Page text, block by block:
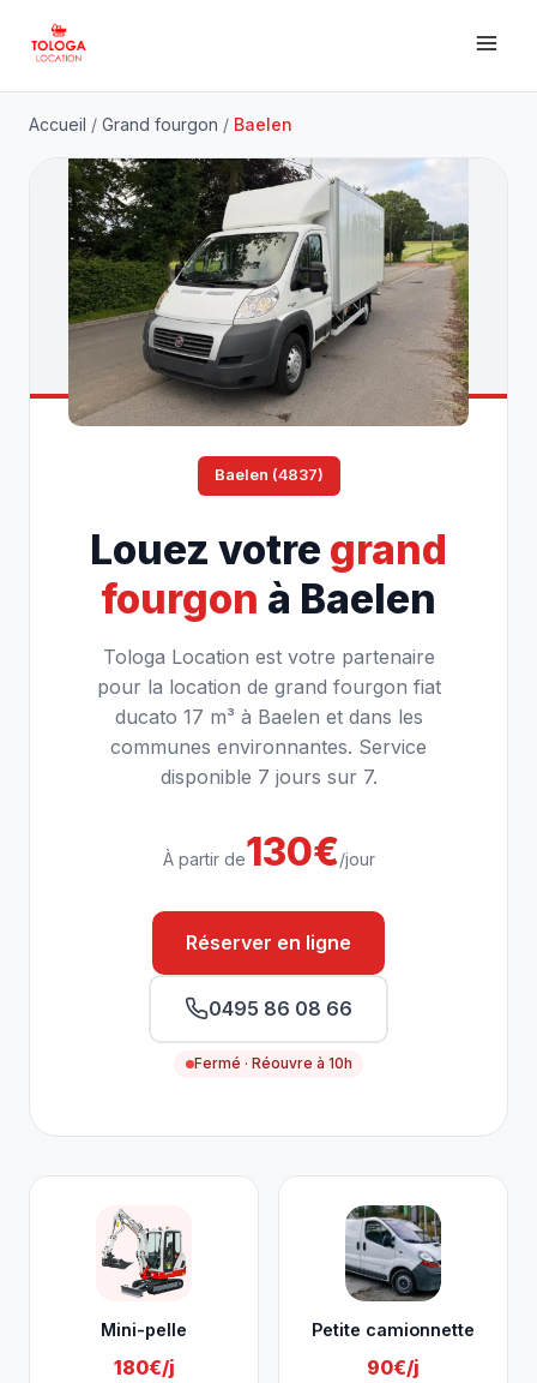
Accueil / Grand fourgon / Baelen
Baelen (4837)
Louez votre grand
fourgon à Baelen
Tologa Location est votre partenaire
pour la location de grand fourgon fiat
ducato 17 m³ à Baelen et dans les
communes environnantes. Service
disponible 7 jours sur 7.
À partir de130€/jour
Réserver en ligne
0495 86 08 66
Fermé · Réouvre à 10h
Mini-pelle
180€/j
Petite camionnette
90€/j